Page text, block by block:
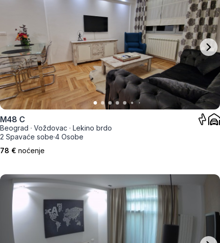
M48 C
Beograd · Voždovac · Lekino brdo
2 Spavaće sobe·4 Osobe
78 € noćenje